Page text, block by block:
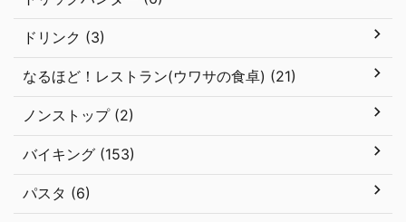
ドリンク (3)
なるほど！レストラン(ウワサの食卓) (21)
ノンストップ (2)
バイキング (153)
パスタ (6)